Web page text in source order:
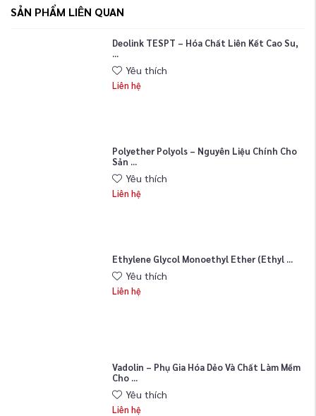
SẢN PHẨM LIÊN QUAN
Deolink TESPT – Hóa Chất Liên Kết Cao Su,
...
Yêu thích
Liên hệ
Polyether Polyols – Nguyên Liệu Chính Cho
Sản ...
Yêu thích
Liên hệ
Ethylene Glycol Monoethyl Ether (Ethyl ...
Yêu thích
Liên hệ
Vadolin – Phụ Gia Hóa Dẻo Và Chất Làm Mềm
Cho ...
Yêu thích
Liên hệ